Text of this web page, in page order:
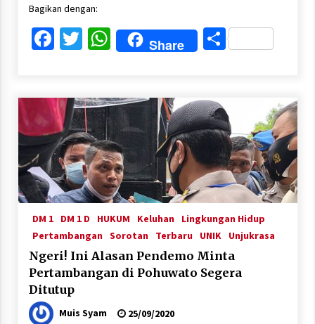
Bagikan dengan:
Facebook
Twitter
WhatsApp
Share Share
DM 1 DM 1 D HUKUM Keluhan
Lingkungan Hidup
Pertambangan Sorotan Terbaru UNIK Unjukrasa
Ngeri! Ini Alasan Pendemo Minta
Pertambangan di Pohuwato Segera
Ditutup
Muis Syam 25/09/2020